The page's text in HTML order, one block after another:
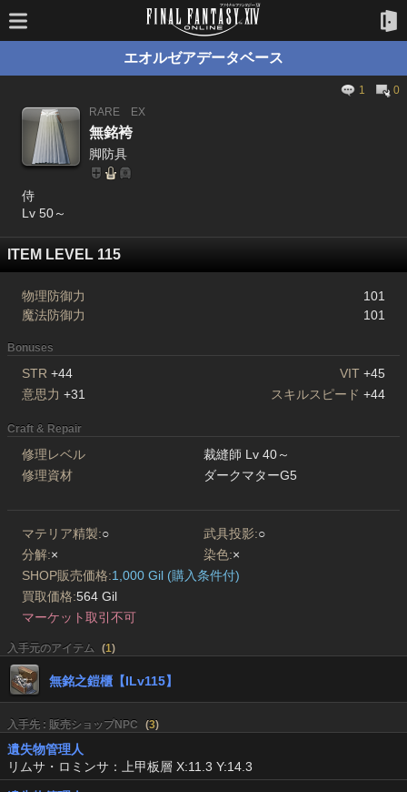
エオルゼアデータベース
1
0
RARE
EX
無銘袴
脚防具
侍
Lv 50～
ITEM LEVEL 115
物理防御力
101
魔法防御力
101
Bonuses
STR +44 VIT +45
意思力 +31 スキルスピード +44
Craft & Repair
修理レベル
裁縫師 Lv 40～
修理資材
ダークマターG5
マテリア精製:○ 武具投影:○
分解:× 染色:×
SHOP販売価格:1,000 Gil (購入条件付)
買取価格:564 Gil
マーケット取引不可
入手元のアイテム (1)
無銘之鎧櫃【ILv115】
入手先 : 販売ショップNPC (3)
遺失物管理人
リムサ・ロミンサ：上甲板層 X:11.3 Y:14.3